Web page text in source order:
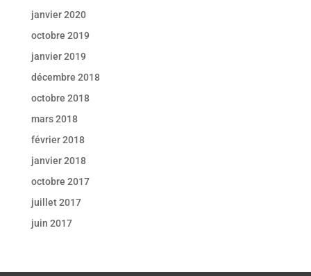
janvier 2020
octobre 2019
janvier 2019
décembre 2018
octobre 2018
mars 2018
février 2018
janvier 2018
octobre 2017
juillet 2017
juin 2017